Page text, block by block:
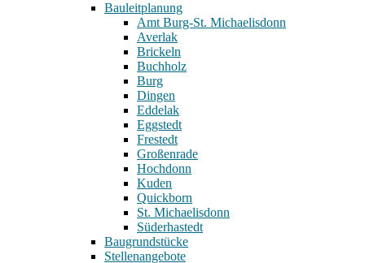
Bauleitplanung
Amt Burg-St. Michaelisdonn
Averlak
Brickeln
Buchholz
Burg
Dingen
Eddelak
Eggstedt
Frestedt
Großenrade
Hochdonn
Kuden
Quickborn
St. Michaelisdonn
Süderhastedt
Baugrundstücke
Stellenangebote